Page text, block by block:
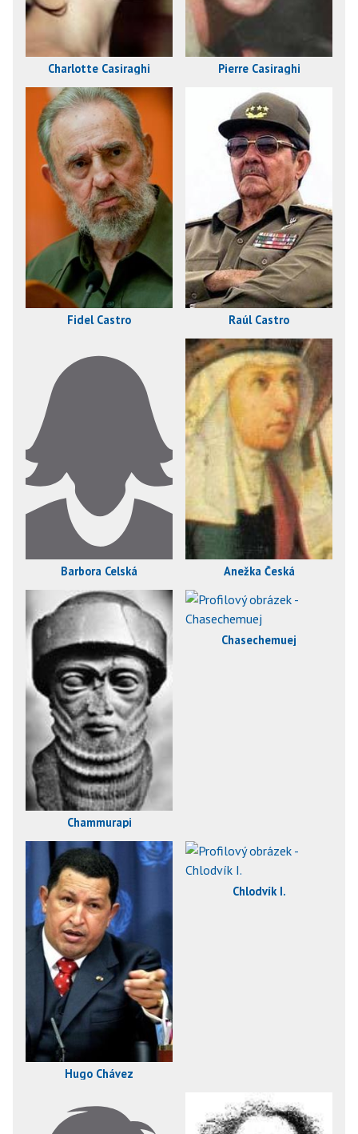
Charlotte Casiraghi Pierre Casiraghi
Fidel Castro Raúl Castro
Barbora Celská Anežka Česká
Chammurapi
Chasechemuej
Hugo Chávez
Chlodvík I.